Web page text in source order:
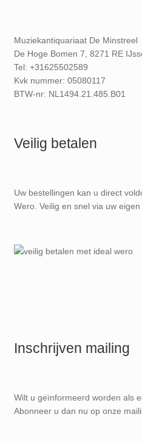
Muziekantiquariaat De Minstreel
De Hoge Bomen 7, 8271 RE
Tel: +31625502589
Kvk nummer: 05080117
BTW-nr: NL1494.21.485.B01
Veilig betalen
Uw bestellingen kan u direct
Wero. Veilig en snel via uw
Inschrijven mailing
Wilt u geïnformeerd worden als
Abonneer u dan nu op onze